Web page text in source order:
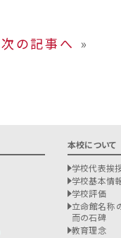
次の記事へ »
本校について
学校代表挨
学校基本情
学校評価
立命館名称
而の石碑
教育理念